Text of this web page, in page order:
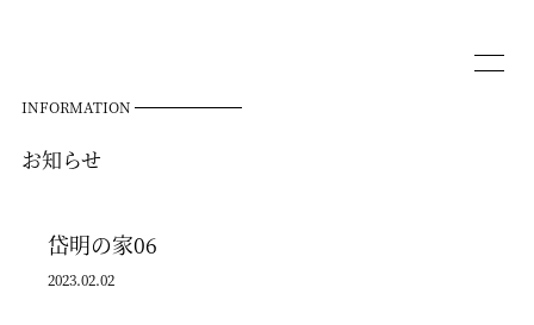
INFORMATION
お知らせ
岱明の家06
2023.02.02